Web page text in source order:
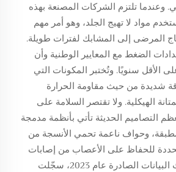
وعندما تلتزم الشركات المصنعة بهذه
مواد لا تهيج الجلد، وهو أمر مهم
المرضى إلى المشابك لفترات طويلة.
الضغط مع المعايير الوطنية وأن
سنويًا. وتُختبر المكونات التي
شديدة من حيث مقاومة الحرارة
الهيكلية. ولا تقتصر السلامة على
التصاميم الحديثة تأتي بأنظمة مدمجة
وحواف ناعمة تحمي الأنسجة من
للحفاظ على الأعصاب من إصابات
الانضغاط. ووفقًا لأحدث البيانات الصادرة عام 2023، سجّلت